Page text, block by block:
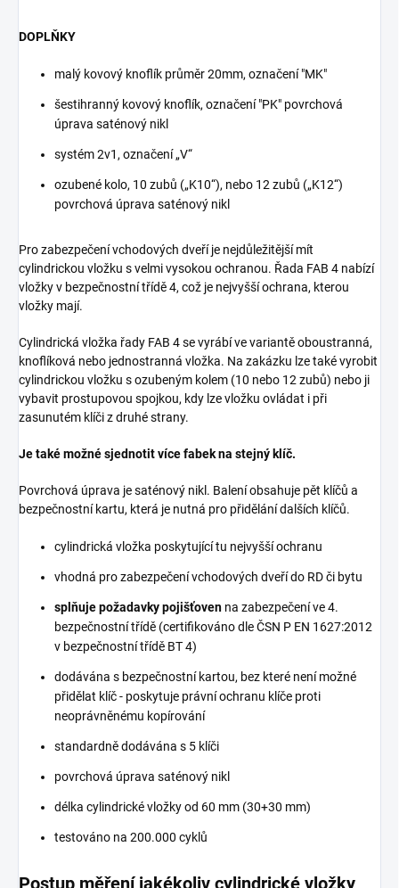
DOPLŇKY
malý kovový knoflík průměr 20mm, označení "MK"
šestihranný kovový knoflík, označení "PK" povrchová
úprava saténový nikl
systém 2v1, označení „V“
ozubené kolo, 10 zubů („K10“), nebo 12 zubů („K12“)
povrchová úprava saténový nikl
Pro zabezpečení vchodových dveří je nejdůležitější mít
cylindrickou vložku s velmi vysokou ochranou. Řada FAB 4 nabízí
vložky v bezpečnostní třídě 4, což je nejvyšší ochrana, kterou
vložky mají.
Cylindrická vložka řady FAB 4 se vyrábí ve variantě oboustranná,
knoflíková nebo jednostranná vložka. Na zakázku lze také vyrobit
cylindrickou vložku s ozubeným kolem (10 nebo 12 zubů) nebo ji
vybavit prostupovou spojkou, kdy lze vložku ovládat i při
zasunutém klíči z druhé strany.
Je také možné sjednotit více fabek na stejný klíč.
Povrchová úprava je saténový nikl. Balení obsahuje pět klíčů a
bezpečnostní kartu, která je nutná pro přidělání dalších klíčů.
cylindrická vložka poskytující tu nejvyšší ochranu
vhodná pro zabezpečení vchodových dveří do RD či bytu
splňuje požadavky pojišťoven na zabezpečení ve 4.
bezpečnostní třídě (certifikováno dle ČSN P EN 1627:2012
v bezpečnostní třídě BT 4)
dodávána s bezpečnostní kartou, bez které není možné
přidělat klíč - poskytuje právní ochranu klíče proti
neoprávněnému kopírování
standardně dodávána s 5 klíči
povrchová úprava saténový nikl
délka cylindrické vložky od 60 mm (30+30 mm)
testováno na 200.000 cyklů
Postup měření jakékoliv cylindrické vložky